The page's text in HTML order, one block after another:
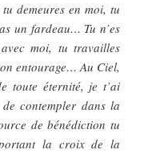
demeures en moi, tu
un fardeau… Tu n’es
moi, tu travailles
entourage… Au Ciel,
toute éternité, je t’ai
contempler dans la
de bénédiction tu
la croix de la